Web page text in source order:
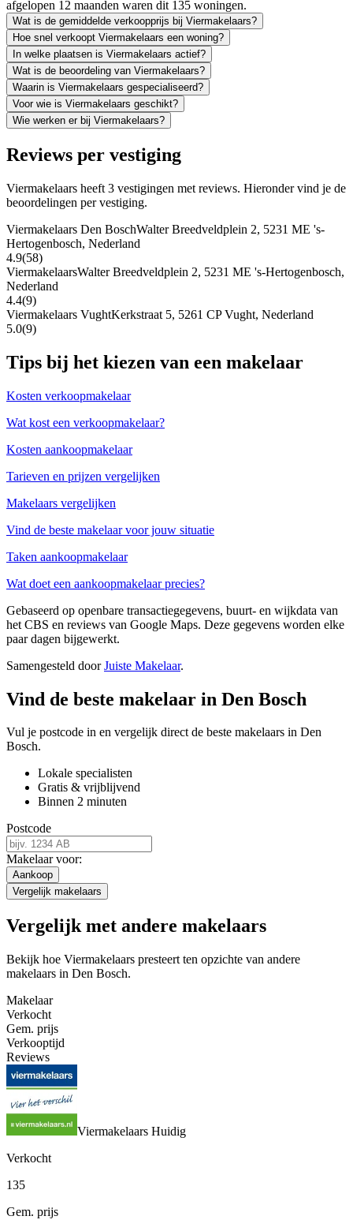
afgelopen 12 maanden waren dit 135 woningen.
Wat is de gemiddelde verkoopprijs bij Viermakelaars?
Hoe snel verkoopt Viermakelaars een woning?
In welke plaatsen is Viermakelaars actief?
Wat is de beoordeling van Viermakelaars?
Waarin is Viermakelaars gespecialiseerd?
Voor wie is Viermakelaars geschikt?
Wie werken er bij Viermakelaars?
Reviews per vestiging
Viermakelaars heeft 3 vestigingen met reviews. Hieronder vind je de
beoordelingen per vestiging.
Viermakelaars Den BoschWalter Breedveldplein 2, 5231 ME 's-
Hertogenbosch, Nederland
4.9(58)
ViermakelaarsWalter Breedveldplein 2, 5231 ME 's-Hertogenbosch,
Nederland
4.4(9)
Viermakelaars VughtKerkstraat 5, 5261 CP Vught, Nederland
5.0(9)
Tips bij het kiezen van een makelaar
Kosten verkoopmakelaar
Wat kost een verkoopmakelaar?
Kosten aankoopmakelaar
Tarieven en prijzen vergelijken
Makelaars vergelijken
Vind de beste makelaar voor jouw situatie
Taken aankoopmakelaar
Wat doet een aankoopmakelaar precies?
Gebaseerd op openbare transactiegegevens, buurt- en wijkdata van
het CBS en reviews van Google Maps. Deze gegevens worden elke
paar dagen bijgewerkt.
Samengesteld doorJuiste Makelaar.
Vind de beste makelaar in Den Bosch
Vul je postcode in en vergelijk direct de beste makelaars in Den
Bosch.
Lokale specialisten
Gratis & vrijblijvend
Binnen 2 minuten
Postcode
Makelaar voor:
Aankoop
Vergelijk makelaars
Vergelijk met andere makelaars
Bekijk hoe Viermakelaars presteert ten opzichte van andere
makelaars in Den Bosch.
Makelaar
Verkocht
Gem. prijs
Verkooptijd
Reviews
Viermakelaars Huidig
Verkocht
135
Gem. prijs